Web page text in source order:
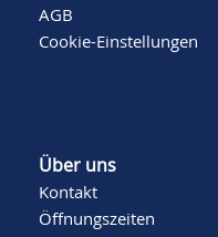
AGB
Cookie-Einstellungen
Über uns
Kontakt
Öffnungszeiten